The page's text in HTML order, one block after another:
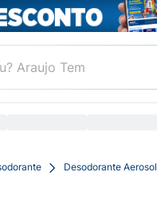
Desodorante Aerosol